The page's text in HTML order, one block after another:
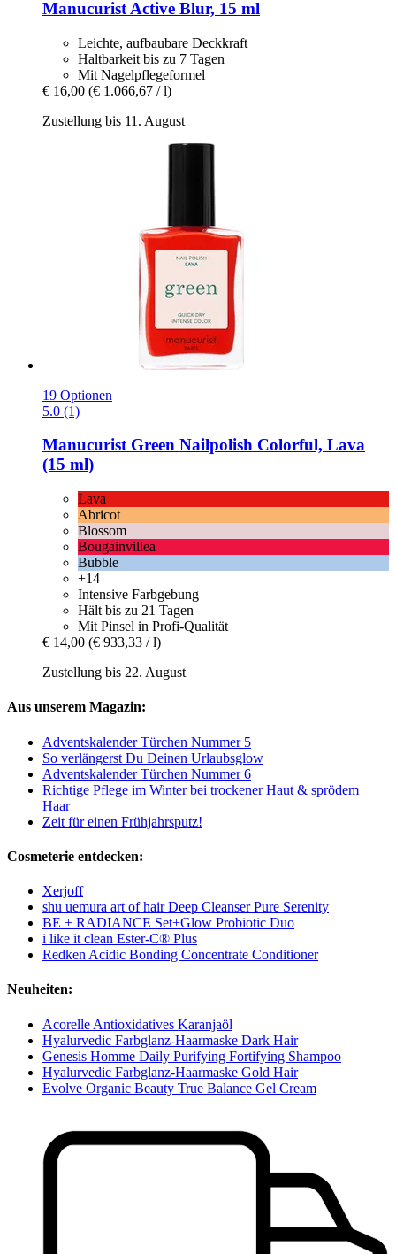
Manucurist Active Blur, 15 ml
Leichte, aufbaubare Deckkraft
Haltbarkeit bis zu 7 Tagen
Mit Nagelpflegeformel
€ 16,00 (€ 1.066,67 / l)
Zustellung bis 11. August
19 Optionen
5.0 (1)
ManucuristGreen Nailpolish Colorful, Lava
(15 ml)
Lava
Abricot
Blossom
Bougainvillea
Bubble
+14
Intensive Farbgebung
Hält bis zu 21 Tagen
Mit Pinsel in Profi-Qualität
€ 14,00 (€ 933,33 / l)
Zustellung bis 22. August
Aus unserem Magazin:
Adventskalender Türchen Nummer 5
So verlängerst Du Deinen Urlaubsglow
Adventskalender Türchen Nummer 6
Richtige Pflege im Winter bei trockener Haut & sprödem
Haar
Zeit für einen Frühjahrsputz!
Cosmeterie entdecken:
Xerjoff
shu uemura art of hair Deep Cleanser Pure Serenity
BE + RADIANCE Set+Glow Probiotic Duo
i like it clean Ester-C® Plus
Redken Acidic Bonding Concentrate Conditioner
Neuheiten:
Acorelle Antioxidatives Karanjaöl
Hyalurvedic Farbglanz-Haarmaske Dark Hair
Genesis Homme Daily Purifying Fortifying Shampoo
Hyalurvedic Farbglanz-Haarmaske Gold Hair
Evolve Organic Beauty True Balance Gel Cream